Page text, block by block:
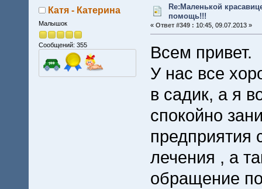
Катя - Катерина
Малышок
Сообщений: 355
Re:Маленькой
помощь!!!
« Ответ #349 : 10:45, 09.07.2013 »
Всем привет.
У нас все
в садик, а я
спокойно
предприятия
лечения , а
обращение